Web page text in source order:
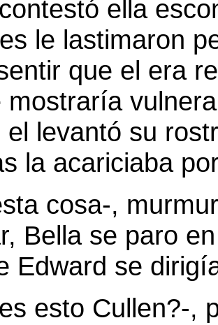
ella
le lastimaron
que el era
mostraría
el levantó su
la acariciaba
cosa-,
Bella se paro
Edward se
esto Cullen?-,